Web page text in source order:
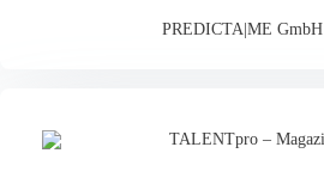
PREDICTA|ME GmbH